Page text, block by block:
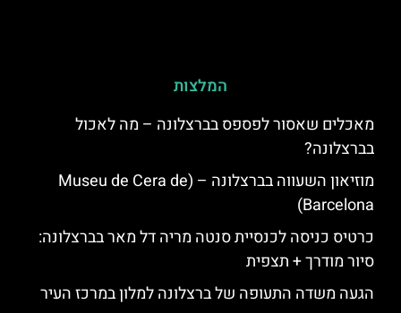
המלצות
מאכלים שאסור לפספס בברצלונה – מה לאכול
בברצלונה?
מוזיאון השעווה בברצלונה – (Museu de Cera de
Barcelona)
כרטיס כניסה לכנסיית סנטה מריה דל מאר בברצלונה:
סיור מודרך + תצפית
הגעה משדה התעופה של ברצלונה למלון במרכז העיר